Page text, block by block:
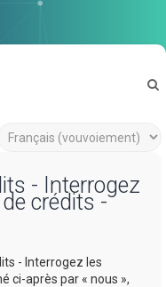
- Interrogez
crédits -
- Interrogez les
ci-après par « nous »,